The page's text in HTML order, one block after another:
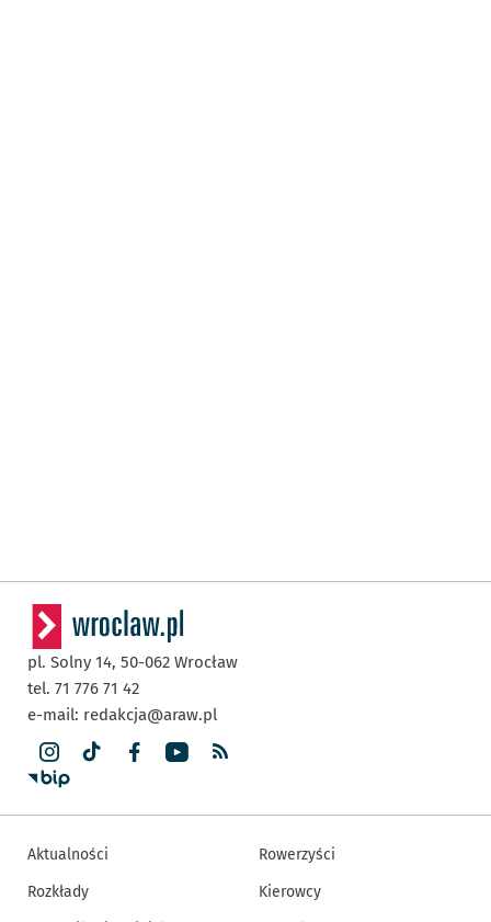
pl. Solny 14, 50-062 Wrocław
tel. 71 776 71 42
e-mail: redakcja@araw.pl
Aktualności
Rozkłady
Rowerzyści
Kierowcy